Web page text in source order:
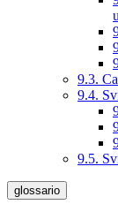
9.3.
9.4.
9.5.
glossario